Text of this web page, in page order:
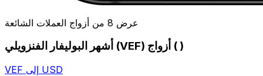
عرض 8 من أزواج العملات الشائعة
أشهر البوليفار الفنزويلي (VEF) أزواج ( )
VEF إلى USD